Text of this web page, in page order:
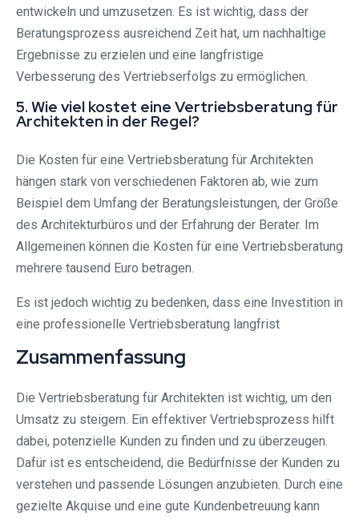
entwickeln und umzusetzen. Es ist wichtig, dass der
Beratungsprozess ausreichend Zeit hat, um nachhaltige
Ergebnisse zu erzielen und eine langfristige
Verbesserung des Vertriebserfolgs zu ermöglichen.
5. Wie viel kostet eine Vertriebsberatung für
Architekten in der Regel?
Die Kosten für eine Vertriebsberatung für Architekten
hängen stark von verschiedenen Faktoren ab, wie zum
Beispiel dem Umfang der Beratungsleistungen, der Größe
des Architekturbüros und der Erfahrung der Berater. Im
Allgemeinen können die Kosten für eine Vertriebsberatung
mehrere tausend Euro betragen.
Es ist jedoch wichtig zu bedenken, dass eine Investition in
eine professionelle Vertriebsberatung langfrist
Zusammenfassung
Die Vertriebsberatung für Architekten ist wichtig, um den
Umsatz zu steigern. Ein effektiver Vertriebsprozess hilft
dabei, potenzielle Kunden zu finden und zu überzeugen.
Dafür ist es entscheidend, die Bedürfnisse der Kunden zu
verstehen und passende Lösungen anzubieten. Durch eine
gezielte Akquise und eine gute Kundenbetreuung kann